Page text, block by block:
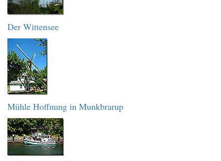
Der Wittensee
Mühle Hoffnung in Munkbrarup